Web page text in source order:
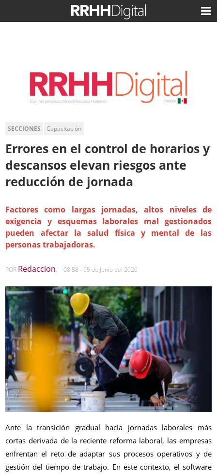
SECCIONES Capacitación
Errores en el control de horarios y
descansos elevan riesgos ante
reducción de jornada
Factores como largas jornadas, altos niveles de
exigencia y esquemas laborales mal gestionados
pueden afectar la salud física y mental de las
personas trabajadoras.
POR Redaccion, 08:58 - 05 de Junio del 2026
Ante la transición gradual hacia jornadas laborales más
cortas derivada de la reciente reforma laboral, las empresas
enfrentan el reto de adaptar sus procesos operativos y de
gestión del tiempo de trabajo. En este contexto, el software